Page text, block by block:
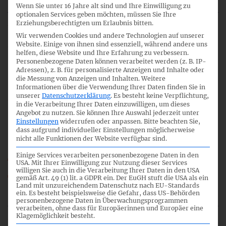
13:15
Review DRS 18 Latente Steuern
39_03_HGB-FA_DRS-18_CN.pdf
39_03a_HGB-FA_DRS-18_Themen.pdf
HGB-FA_39_TOP_03.mp3
Wenn Sie unter 16 Jahre alt sind und Ihre Einwilligung zu
optionalen Services geben möchten, müssen Sie Ihre
Erziehungsberechtigten um Erlaubnis bitten.
Wir verwenden Cookies und andere Technologien auf unserer
Website. Einige von ihnen sind essenziell, während andere uns
helfen, diese Website und Ihre Erfahrung zu verbessern.
Personenbezogene Daten können verarbeitet werden (z. B. IP-
Adressen), z. B. für personalisierte Anzeigen und Inhalte oder
die Messung von Anzeigen und Inhalten. Weitere
Informationen über die Verwendung Ihrer Daten finden Sie in
unserer Datenschutzerklärung. Es besteht keine Verpflichtung,
in die Verarbeitung Ihrer Daten einzuwilligen, um dieses
Angebot zu nutzen. Sie können Ihre Auswahl jederzeit unter
Einstellungen widerrufen oder anpassen. Bitte beachten Sie,
dass aufgrund individueller Einstellungen möglicherweise
nicht alle Funktionen der Website verfügbar sind.
Einige Services verarbeiten personenbezogene Daten in den
USA. Mit Ihrer Einwilligung zur Nutzung dieser Services
willigen Sie auch in die Verarbeitung Ihrer Daten in den USA
gemäß Art. 49 (1) lit. a GDPR ein. Der EuGH stuft die USA als ein
Land mit unzureichendem Datenschutz nach EU-Standards
ein. Es besteht beispielsweise die Gefahr, dass US-Behörden
personenbezogene Daten in Überwachungsprogrammen
verarbeiten, ohne dass für Europäerinnen und Europäer eine
Klagemöglichkeit besteht.